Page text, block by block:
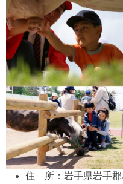
住 所：岩手県岩手郡